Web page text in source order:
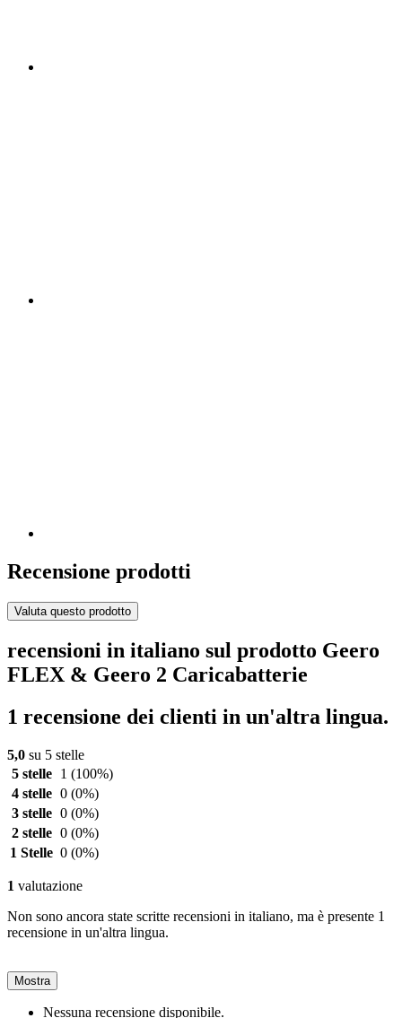
Recensione prodotti
Valuta questo prodotto
recensioni in italiano sul prodotto Geero
FLEX & Geero 2 Caricabatterie
1 recensione dei clienti in un'altra lingua.
5,0 su 5 stelle
5 stelle
1 (100%)
4 stelle 0 (0%)
3 stelle 0 (0%)
2 stelle 0 (0%)
1 Stelle 0 (0%)
1 valutazione
Non sono ancora state scritte recensioni in italiano, ma è presente 1
recensione in un'altra lingua.
Mostra
Nessuna recensione disponibile.